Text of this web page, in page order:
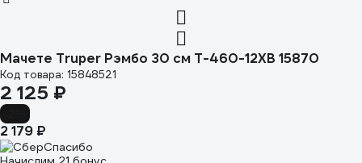
Мачете Truper Рэмбо 30 см T-460-12XB 15870
Код товара: 15848521
2 125 ₽
2 179 ₽